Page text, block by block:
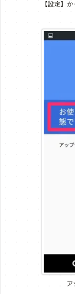
【設定】
ア